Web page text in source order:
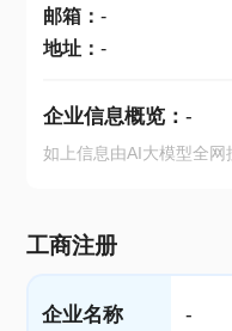
邮箱： -
地址： -
企业信息概览： -
如上信息由AI大模型全
工商注册
企业名称 -